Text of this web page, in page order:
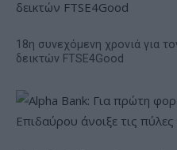
18η συνεχόμενη χρονιά για
δεικτών FTSE4Good